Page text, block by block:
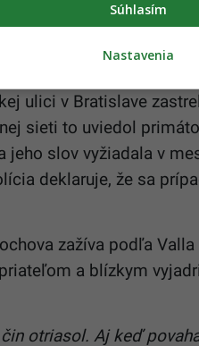
ulici v Bratislave
sieti to uviedol
slov vyžiadala v
deklaruje, že sa
zažíva podľa
a blízkym
otriasol. Aj keď
Súhlasím
Nastavenia